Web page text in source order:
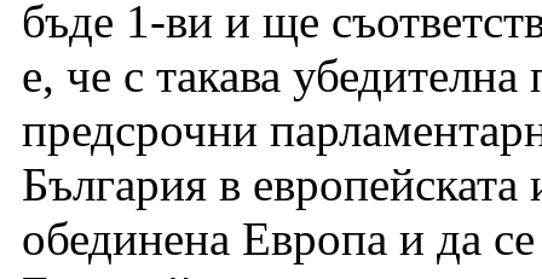
бъде 1-ви и ще
е, че с такава
предсрочни
България в
обединена Европа и да